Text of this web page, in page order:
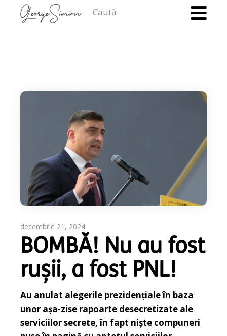
decembrie 21, 2024
BOMBĂ! Nu au fost
rușii, a fost PNL!
Au anulat alegerile prezidențiale în baza
unor așa-zise rapoarte desecretizate ale
serviciilor secrete, în fapt niște compuneri